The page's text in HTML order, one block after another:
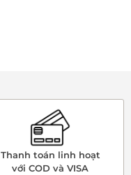
Thanh toán linh hoạt
với COD và VISA